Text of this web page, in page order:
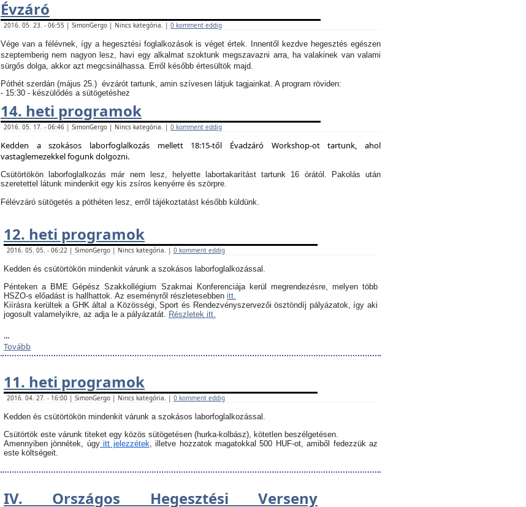
Évzáró
2016. 05. 23. - 06:55 | SimonGergo | Nincs kategória. | 0 komment eddig
Vége van a félévnek, így a hegesztési foglalkozások is véget értek. Innentől kezdve hegesztés egészen
szeptemberig nem nagyon lesz, havi egy alkalmat szoktunk megszavazni arra, ha valakinek van valami
sürgős dolga, akkor azt megcsinálhassa. Erről később értesültök majd.
Póthét szerdán (május 25.) évzárót tartunk, amin szívesen látjuk tagjainkat. A program röviden:
- 15:30 - készülődés a sütögetéshez
14. heti programok
2016. 05. 17. - 06:46 | SimonGergo | Nincs kategória. | 0 komment eddig
Kedden a szokásos laborfoglalkozás mellett 18:15-től Évadzáró Workshop-ot tartunk, ahol
vastaglemezekkel fogunk dolgozni.
Csütörtökön laborfoglalkozás már nem lesz, helyette labortakarítást tartunk 16 órától. Pakolás után
szeretettel látunk mindenkit egy kis zsíros kenyérre és szörpre.
Félévzáró sütögetés a póthéten lesz, erről tájékoztatást később küldünk.
12. heti programok
2016. 05. 05. - 06:22 | SimonGergo | Nincs kategória. | 0 komment eddig
Kedden és csütörtökön mindenkit várunk a szokásos laborfoglalkozással.
Pénteken a BME Gépész Szakkollégium Szakmai Konferenciája kerül megrendezésre, melyen több
HSZO-s előadást is hallhattok. Az eseményről részletesebben itt.
Kiírásra kerültek a GHK által a Közösségi, Sport és Rendezvényszervezői ösztöndíj pályázatok, így aki
jogosult valamelyikre, az adja le a pályázatát. Részletek itt.
...
Tovább
11. heti programok
2016. 04. 27. - 16:00 | SimonGergo | Nincs kategória. | 0 komment eddig
Kedden és csütörtökön mindenkit várunk a szokásos laborfoglalkozással.
Csütörtök este várunk titeket egy közös sütögetésen (hurka-kolbász), kötetlen beszélgetésen.
Amennyiben jönnétek, úgyitt jelezzétek, illetve hozzatok magatokkal 500 HUF-ot, amiből fedezzük az
este költségeit.
IV. Országos Hegesztési Verseny